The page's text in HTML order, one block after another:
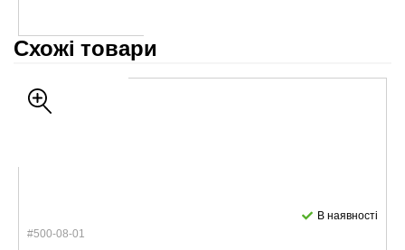
Схожі товари
#500-08-01
В наявності